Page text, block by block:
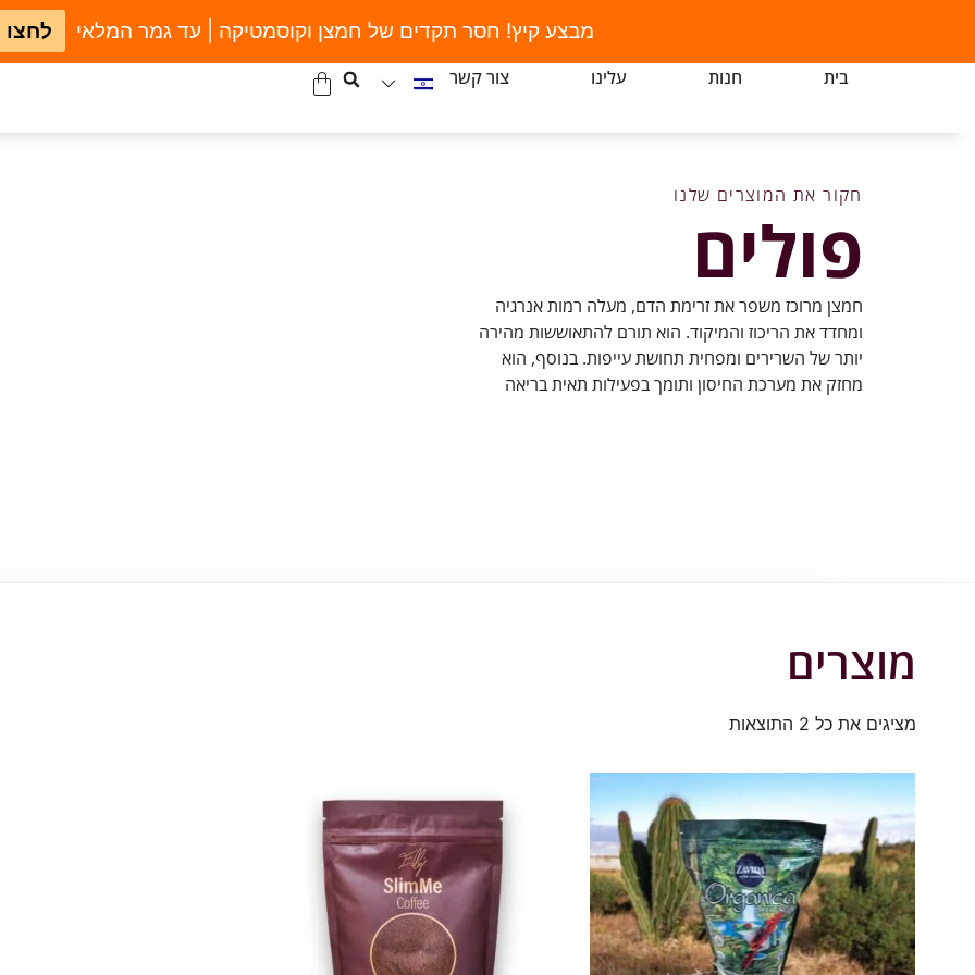
בית חנות עלינו צור קשר
חקור את המוצרים שלנו
פולים
חמצן מרוכז משפר את זרימת הדם, מעלה רמות אנרגיה
ומחדד את הריכוז והמיקוד. הוא תורם להתאוששות מהירה
יותר של השרירים ומפחית תחושת עייפות. בנוסף, הוא
מחזק את מערכת החיסון ותומך בפעילות תאית בריאה
מוצרים
מציגים את כל ⁦2⁩ התוצאות
מבצע קיץ! חסר תקדים של חמצן וקוסמטיקה | עד גמר המלאי